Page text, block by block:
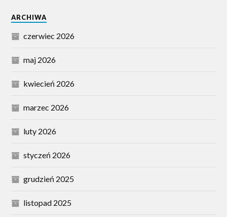
ARCHIWA
czerwiec 2026
maj 2026
kwiecień 2026
marzec 2026
luty 2026
styczeń 2026
grudzień 2025
listopad 2025